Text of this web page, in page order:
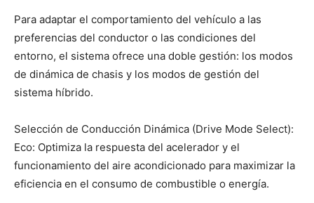
Para adaptar el comportamiento del vehículo a las
preferencias del conductor o las condiciones del
entorno, el sistema ofrece una doble gestión: los modos
de dinámica de chasis y los modos de gestión del
sistema híbrido.
Selección de Conducción Dinámica (Drive Mode Select):
Eco: Optimiza la respuesta del acelerador y el
funcionamiento del aire acondicionado para maximizar la
eficiencia en el consumo de combustible o energía.